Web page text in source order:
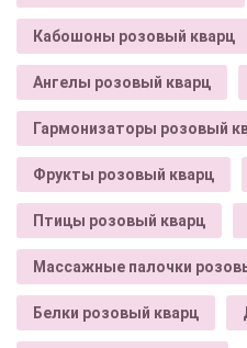
Кабошоны розовый кварц
Ангелы розовый кварц
Гармонизаторы розовый
Фрукты розовый кварц
Птицы розовый кварц
Массажные палочки
Белки розовый кварц